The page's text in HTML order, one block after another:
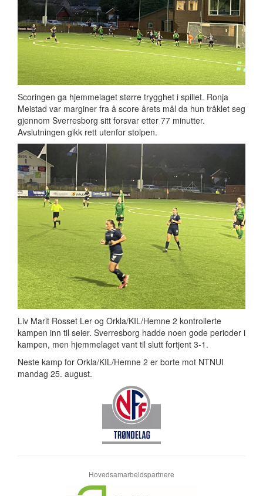
Scoringen ga hjemmelaget større trygghet i spillet. Ronja
Meistad var marginer fra å score årets mål da hun tråklet seg
gjennom Sverresborg sitt forsvar etter 77 minutter.
Avslutningen gikk rett utenfor stolpen.
Liv Marit Rosset Ler og Orkla/KIL/Hemne 2 kontrollerte
kampen inn til seier. Sverresborg hadde noen gode perioder i
kampen, men hjemmelaget vant til slutt fortjent 3-1.
Neste kamp for Orkla/KIL/Hemne 2 er borte mot NTNUI
mandag 25. august.
Hovedsamarbeidspartnere